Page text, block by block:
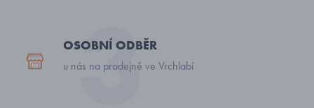
OSOBNÍ ODBĚR
u nás na prodejně ve Vrchlabí